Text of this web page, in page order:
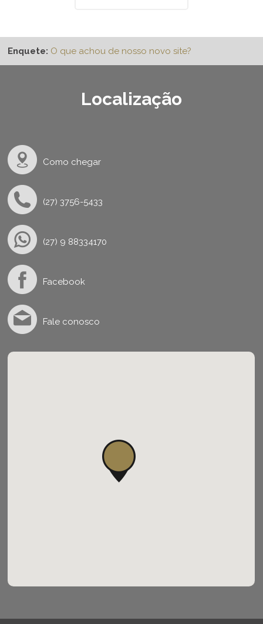
Enquete: O que achou de nosso novo site?
Localização
Como chegar
(27) 3756-5433
(27) 9 88334170
Facebook
Fale conosco